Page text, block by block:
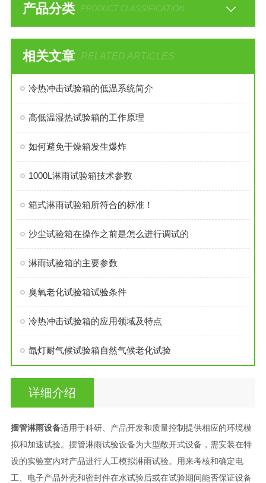
产品分类 PRODUCT CLASSIFICATION
相关文章 RELATED ARTICLES
冷热冲击试验箱的低温系统简介
高低温湿热试验箱的工作原理
如何避免干燥箱发生爆炸
1000L淋雨试验箱技术参数
箱式淋雨试验箱所符合的标准！
沙尘试验箱在操作之前是怎么进行调试的
淋雨试验箱的主要参数
臭氧老化试验箱试验条件
冷热冲击试验箱的应用领域及特点
氙灯耐气候试验箱自然气候老化试验
详细介绍
摆管淋雨设备适用于科研、产品开发和质量控制提供相应的环境模
拟和加速试验。摆管淋雨试验设备为大型敞开式设备，需安装在特
设的实验室内对产品进行人工模拟淋雨试验。用来考核和确定电
工、电子产品外壳和密封件在水试验后或在试验期间能否保证设备